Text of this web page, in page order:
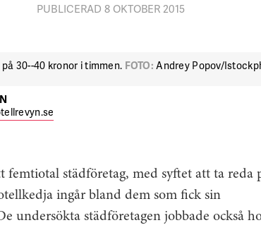
PUBLICERAD 8 OKTOBER 2015
30--40 kronor i timmen. FOTO: Andrey Popov/
femtiotal städföretag, med syftet att ta reda
ingår bland dem som fick sin
undersökta städföretagen jobbade också